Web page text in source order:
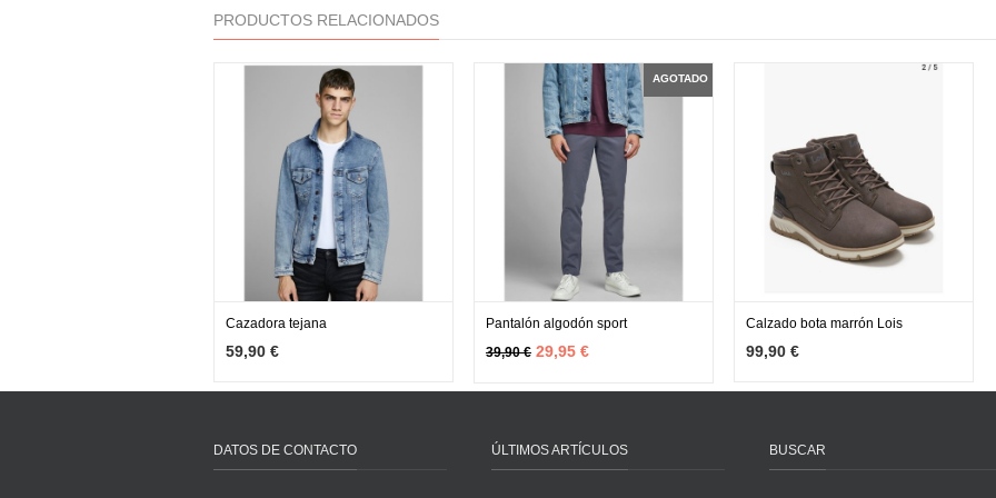
PRODUCTOS RELACIONADOS
VER OPCIONES
Cazadora tejana
59,90 €
AGOTADO
AGOTADO
Pantalón algodón sport
39,90 € 29,95 € VER OPCIONES
Calzado bota marrón Lois
99,90 €
DATOS DE CONTACTO ÚLTIMOS ARTÍCULOS BUSCAR